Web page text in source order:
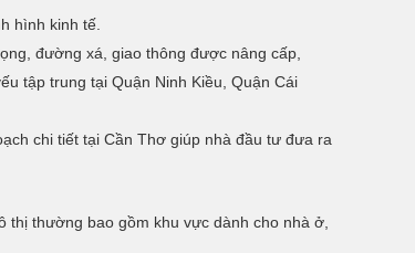
hình kinh tế.
đường xá, giao thông được nâng cấp,
tập trung tại Quận Ninh Kiều, Quận Cái
chi tiết tại Cần Thơ giúp nhà đầu tư đưa ra
thị thường bao gồm khu vực dành cho nhà ở,